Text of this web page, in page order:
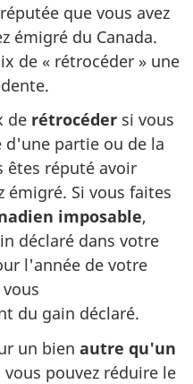
que vous avez
émigré du Canada.
de « rétrocéder » une
de rétrocéder si vous
partie ou de la
réputé avoir
émigré. Si vous faites
imposable,
déclaré dans votre
l'année de votre
du gain déclaré.
un bien autre qu'un
pouvez réduire le